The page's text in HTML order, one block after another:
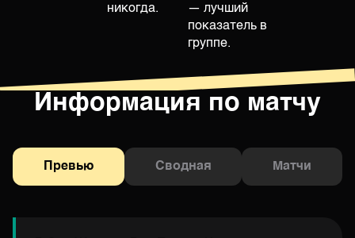
никогда.
— лучший
показатель в
группе.
Информация по матчу
Превью Сводная Матчи